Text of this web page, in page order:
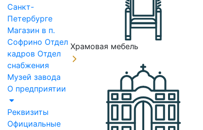
Санкт-
Петербурге
Магазин в п.
Софрино Отдел
кадров Отдел
снабжения
Музей завода
О предприятии
Реквизиты
Официальные
Храмовая мебель